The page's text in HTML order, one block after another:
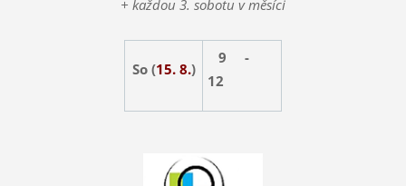
+ každou 3. sobotu v měsíci
So (15. 8.)
9 -
12